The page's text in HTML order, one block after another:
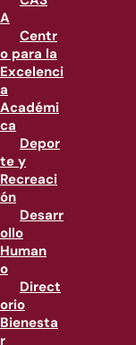
A
Centr
o para la
Excelenci
a
Académi
ca
Depor
te y
Recreaci
ón
Desarr
ollo
Human
o
Direct
orio
Bienesta
r